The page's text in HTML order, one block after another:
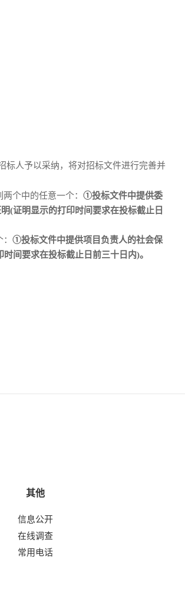
标人予以采纳，将对招标文件进行完善并
个中的任意一个： ①投标文件中提供委
(证明显示的打印时间要求在投标截止日
①投标文件中提供项目负责人的社会保
间要求在投标截止日前三十日内)。
其他
信息公开
在线调查
常用电话